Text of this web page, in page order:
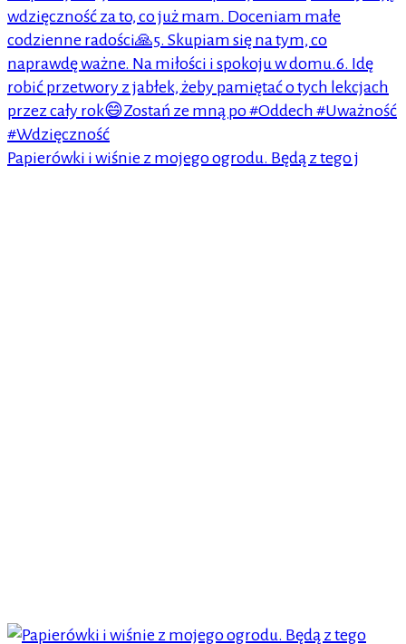
Papierówki i wiśnie z mojego ogrodu. Będą z tego j